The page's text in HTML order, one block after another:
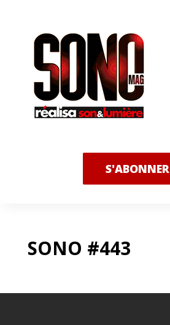
S'ABONNER
SONO #443